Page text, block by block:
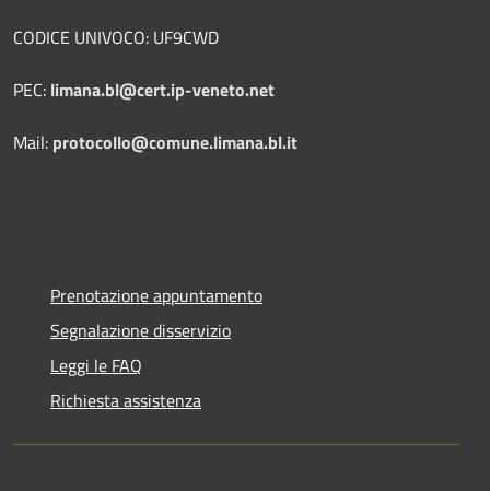
CODICE UNIVOCO: UF9CWD
PEC: limana.bl@cert.ip-veneto.net
Mail: protocollo@comune.limana.bl.it
Prenotazione appuntamento
Segnalazione disservizio
Leggi le FAQ
Richiesta assistenza